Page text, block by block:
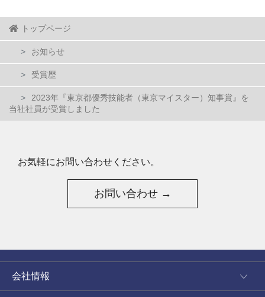
トップページ
お知らせ
受賞歴
2023年『東京都優秀技能者（東京マイスター）知事賞』を
当社社員が受賞しました
お気軽にお問い合わせください。
お問い合わせ →
会社情報